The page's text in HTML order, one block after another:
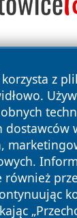
z
dostawców
również
Polityka
Prywatności